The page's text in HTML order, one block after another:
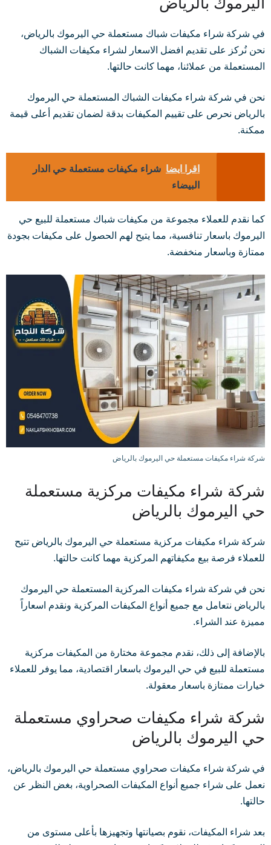
في شركة شراء مكيفات شباك مستعملة حي اليرموك بالرياض،
نحن نُركز على تقديم افضل الاسعار لشراء مكيفات الشباك
المستعملة من عملائنا، مهما كانت حالتها.
نحن في شركة شراء مكيفات الشباك المستعملة حي اليرموك
بالرياض نحرص على تقييم المكيفات بدقة لضمان تقديم أعلى قيمة
ممكنة.
اقرا ايضا
شراء مكيفات مستعملة حي الدار
البيضاء
كما نقدم للعملاء مجموعة من مكيفات شباك مستعملة للبيع حي
اليرموك باسعار تنافسية، مما يتيح لهم الحصول على مكيفات بجودة
ممتازة وباسعار منخفضة.
شركة شراء مكيفات مستعملة حي اليرموك بالرياض
شركة شراء مكيفات مركزية مستعملة
حي اليرموك بالرياض
شركة شراء مكيفات مركزية مستعملة حي اليرموك بالرياض تتيح
للعملاء فرصة بيع مكيفاتهم المركزية مهما كانت حالتها.
نحن في شركة شراء مكيفات المركزية المستعملة حي اليرموك
بالرياض نتعامل مع جميع أنواع المكيفات المركزية ونقدم اسعاراً
مميزة عند الشراء.
بالإضافة إلى ذلك، نقدم مجموعة مختارة من المكيفات مركزية
مستعملة للبيع في حي اليرموك باسعار اقتصادية، مما يوفر للعملاء
خيارات ممتازة باسعار معقولة.
شركة شراء مكيفات صحراوي مستعملة
حي اليرموك بالرياض
في شركة شراء مكيفات صحراوي مستعملة حي اليرموك بالرياض،
نعمل على شراء جميع أنواع المكيفات الصحراوية، بغض النظر عن
حالتها.
بعد شراء المكيفات، نقوم بصيانتها وتجهيزها بأعلى مستوى من